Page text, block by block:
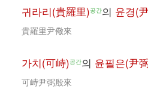
귀라리(貴羅里)공간의 윤경(
貴羅里尹儆來
가치(可峙)공간의 윤필은(尹
可峙尹弼殷來